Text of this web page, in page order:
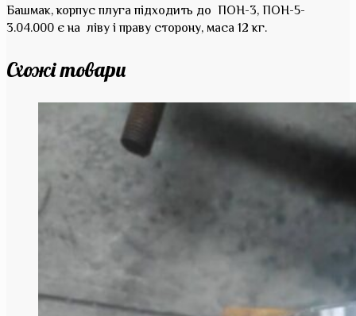
Башмак, корпус плуга підходить до ПОН-3, ПОН-5-
3.04.000 є на ліву і праву сторону, маса 12 кг.
Схожі товари